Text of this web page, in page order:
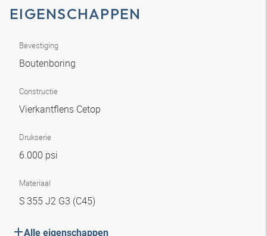
EIGENSCHAPPEN
Bevestiging
Boutenboring
Constructie
Vierkantflens Cetop
Drukserie
6.000 psi
Materiaal
S 355 J2 G3 (C45)
Alle eigenschappen